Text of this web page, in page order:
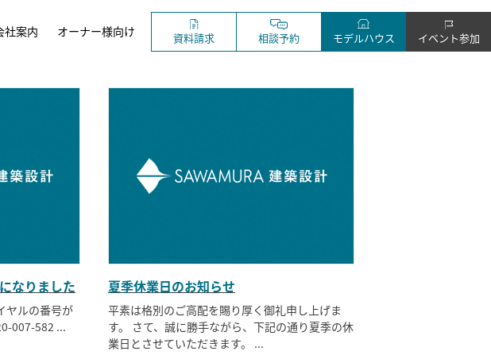
社案内 オーナー様向け 資料請求 相談予約 モデルハウス イベント参加
なりました
ヤルの番号が
007-582 ...
夏季休業日のお知らせ
平素は格別のご高配を賜り厚く御礼申し上げま
す。 さて、誠に勝手ながら、下記の通り夏季の休
業日とさせていただきます。 ...